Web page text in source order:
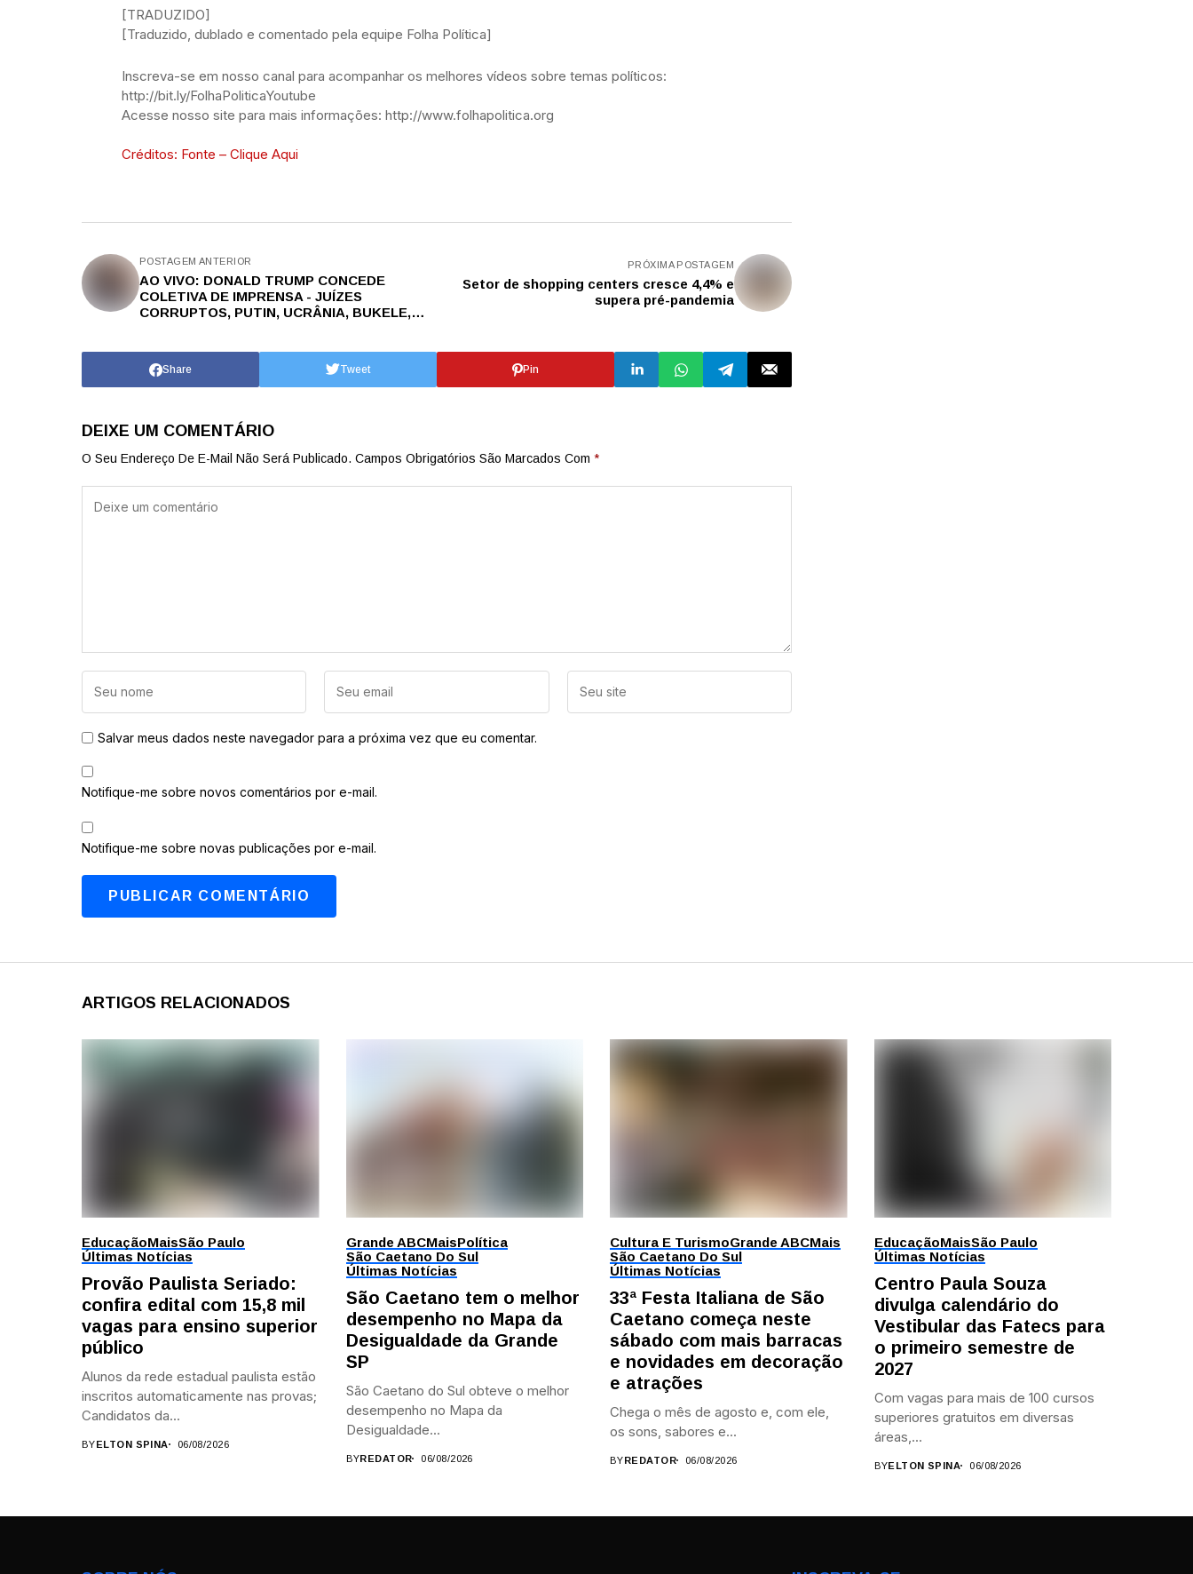
[TRADUZIDO]
[Traduzido, dublado e comentado pela equipe Folha Política]
Inscreva-se em nosso canal para acompanhar os melhores vídeos sobre temas políticos:
http://bit.ly/FolhaPoliticaYoutube
Acesse nosso site para mais informações: http://www.folhapolitica.org
Créditos: Fonte – Clique Aqui
POSTAGEM ANTERIOR
AO VIVO: DONALD TRUMP CONCEDE
COLETIVA DE IMPRENSA - JUÍZES
CORRUPTOS, PUTIN, UCRÂNIA, BUKELE,
PRÓXIMA POSTAGEM
Setor de shopping centers cresce 4,4% e
supera pré-pandemia
Share Tweet Pin
DEIXE UM COMENTÁRIO
O Seu Endereço De E-Mail Não Será Publicado. Campos Obrigatórios São Marcados Com *
Salvar meus dados neste navegador para a próxima vez que eu comentar.
Notifique-me sobre novos comentários por e-mail.
Notifique-me sobre novas publicações por e-mail.
ARTIGOS RELACIONADOS
EducaçãoMaisSão Paulo
Últimas Notícias
Provão Paulista Seriado:
confira edital com 15,8 mil
vagas para ensino superior
público
Alunos da rede estadual paulista estão
inscritos automaticamente nas provas;
Candidatos da...
BYELTON SPINA 06/08/2026
Grande ABCMaisPolítica
São Caetano Do Sul
Últimas Notícias
São Caetano tem o melhor
desempenho no Mapa da
Desigualdade da Grande
SP
São Caetano do Sul obteve o melhor
desempenho no Mapa da
Desigualdade...
BYREDATOR 06/08/2026
Cultura E TurismoGrande ABCMais
São Caetano Do Sul
Últimas Notícias
33ª Festa Italiana de São
Caetano começa neste
sábado com mais barracas
e novidades em decoração
e atrações
Chega o mês de agosto e, com ele,
os sons, sabores e...
BYREDATOR 06/08/2026
EducaçãoMaisSão Paulo
Últimas Notícias
Centro Paula Souza
divulga calendário do
Vestibular das Fatecs para
o primeiro semestre de
2027
Com vagas para mais de 100 cursos
superiores gratuitos em diversas
áreas,...
BYELTON SPINA 06/08/2026